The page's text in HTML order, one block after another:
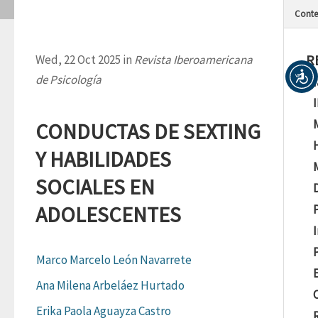
Wed, 22 Oct 2025 in Revista Iberoamericana
de Psicología
CONDUCTAS DE SEXTING
Y HABILIDADES
SOCIALES EN
ADOLESCENTES
Marco Marcelo León Navarrete
Ana Milena Arbeláez Hurtado
Erika Paola Aguayza Castro